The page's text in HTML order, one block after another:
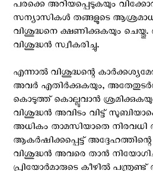
പരക്കെ അറിയപ്പെടുകയും
സന്യാസികള്‍ തങ്ങളുടെ
വിശുദ്ധനെ ക്ഷണിക്കുകയും
വിശുദ്ധന്‍ സ്വീകരിച്ചു.
എന്നാല്‍ വിശുദ്ധന്റെ
അവര്‍ എതിര്‍ക്കുകയും,
കൊടുത്ത്‌ കൊല്ലുവാന്‍
വിശുദ്ധന്‍ അവിടം വിട്ട്
അധികം താമസിയാതെ
ആകര്‍ഷിക്കപ്പെട്ട് അദ്ദേഹത്തിന്റെ
വിശുദ്ധന്‍ അവരെ താന്‍